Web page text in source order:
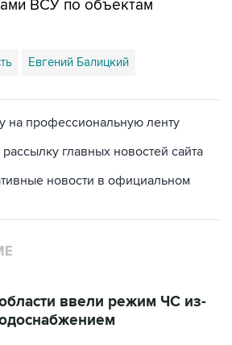
главных новостей сайта
новости в официальном